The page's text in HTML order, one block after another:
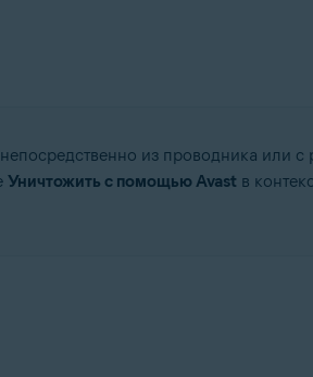
из проводника или
Уничтожить с помощью Avast в